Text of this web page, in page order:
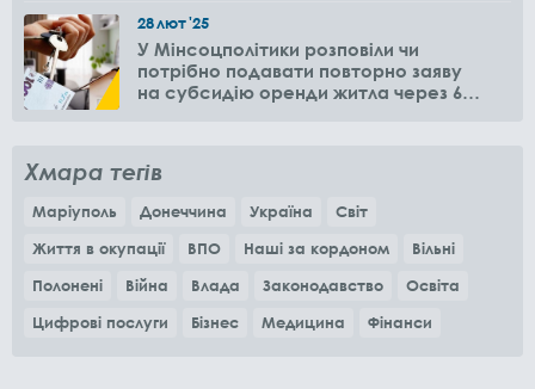
28лют'25
У Мінсоцполітики розповіли чи
потрібно подавати повторно заяву
на субсидію оренди житла через 6
Хмара тегів
Маріуполь Донеччина Україна
Світ
Життя в окупації
ВПО Наші за кордоном
Вільні
Полонені
Війна Влада Законодавство
Освіта
Цифрові послуги
Бізнес Медицина Фінанси